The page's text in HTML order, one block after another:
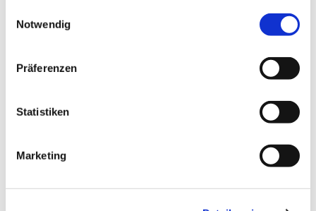
Notwendig
Präferenzen
Statistiken
Marketing